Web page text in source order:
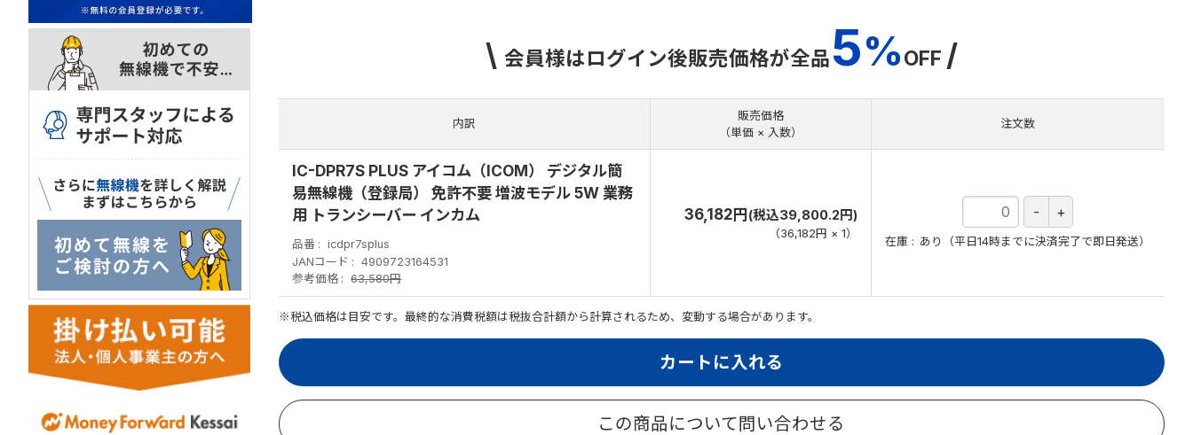
\ 会員様はログイン後販売価格が全品5%OFF /
内訳
販売価格
（単価 × 入数）
注文数
IC-DPR7S PLUS アイコム（ICOM） デジタル簡
易無線機（登録局） 免許不要 増波モデル 5W 業務
用 トランシーバー インカム
品番
icdpr7splus
JANコード
4909723164531
参考価格
63,580円
36,182円(税込39,800.2円)
（36,182円 × 1）
在庫 あり（平日14時までに決済完了で即日発送）
※税込価格は目安です。最終的な消費税額は税抜合計額から計算されるため、変動する場合があります。
カートに入れる
この商品について問い合わせる